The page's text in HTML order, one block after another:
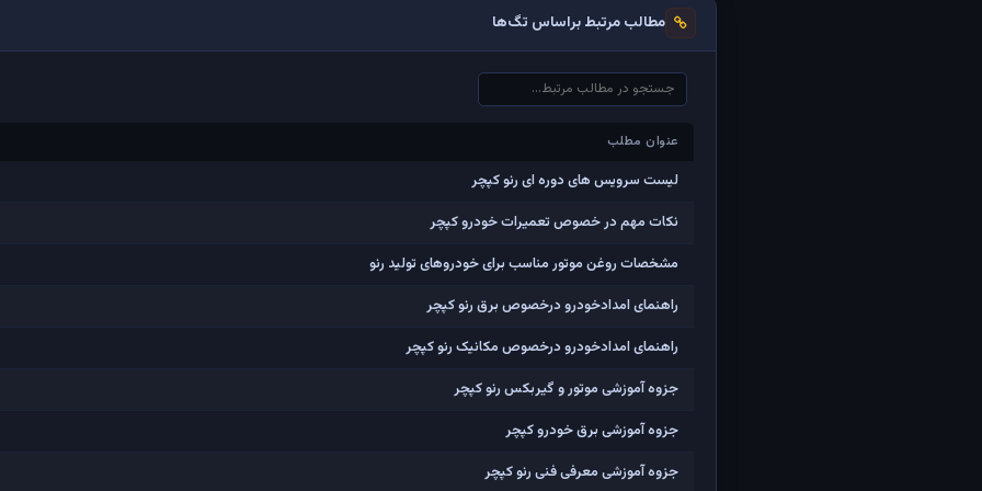
مطالب مرتبط براساس تگ‌ها
عنوان مطلب
عنوان مطلب
لیست سرویس های دوره ای رنو کپچر
نکات مهم در خصوص تعمیرات خودرو کپچر
مشخصات روغن موتور مناسب برای خودروهای تولید رنو
راهنمای امدادخودرو درخصوص برق رنو کپچر
راهنمای امدادخودرو درخصوص مکانیک رنو کپچر
جزوه آموزشی موتور و گیربکس رنو کپچر
جزوه آموزشی برق خودرو کپچر
جزوه آموزشی معرفی فنی رنو کپچر